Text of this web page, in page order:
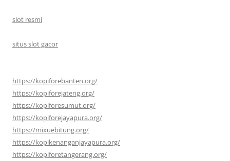
slot resmi
situs slot gacor
https://kopiforebanten.org/
https://kopiforejateng.org/
https://kopiforesumut.org/
https://kopiforejayapura.org/
https://mixuebitung.org/
https://kopikenanganjayapura.org/
https://kopiforetangerang.org/